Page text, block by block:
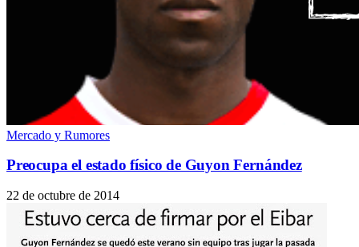
Mercado y Rumores
Preocupa el estado físico de Guyon Fernández
22 de octubre de 2014